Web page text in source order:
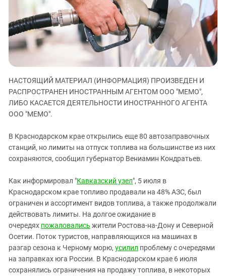
ЗАСТАВЛЯЕТ
КАВКАЗ ЗА ПАЛЕСТИНУ
ИНАКОМЫСЛИЕ В ЧЕЧНЕ
ПРЕСЛЕДОВАНИЕ АКТИВИСТОВ
МОБИЛИЗАЦИЯ И ПРОТЕСТЫ
Ингушетия
Кабардино-Балкария
Калмыкия
Нагорный Карабах
Российская Федерация
Ростовская область
Северная Осетия - Алания
Ставропольский край
Чечня
Южная Осетия
Южный Кавказ
НАСТОЯЩИЙ МАТЕРИАЛ (ИНФОРМАЦИЯ) ПРОИЗВЕДЕН И
РАСПРОСТРАНЕН ИНОСТРАННЫМ АГЕНТОМ ООО "МЕМО",
ЛИБО КАСАЕТСЯ ДЕЯТЕЛЬНОСТИ ИНОСТРАННОГО АГЕНТА
ООО "МЕМО".
В Краснодарском крае открылись еще 80 автозаправочных
станций, но лимиты на отпуск топлива на большинстве из них
сохраняются, сообщил губернатор Вениамин Кондратьев.
Как информировал "Кавказский узел", 5 июля в
Краснодарском крае топливо продавали на 48% АЗС, был
ограничен и ассортимент видов топлива, а также продолжали
действовать лимиты. На долгое ожидание в
очередях пожаловались жители Ростова-на-Дону и Северной
Осетии. Поток туристов, направляющихся на машинах в
разгар сезона к Черному морю, усилил проблему с очередями
на заправках юга России. В Краснодарском крае 6 июля
сохранялись ограничения на продажу топлива, в некоторых